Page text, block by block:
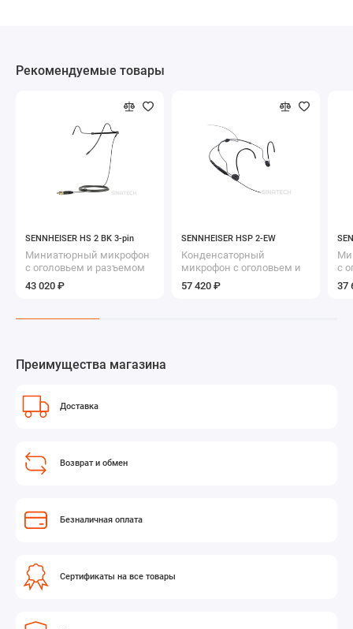
Рекомендуемые товары
SENNHEISER HS 2 BK 3-pin
Миниатюрный микрофон
с оголовьем и разъемом
LEMO 3-pin
43 020 ₽
SENNHEISER HSP 2-EW
Конденсаторный
микрофон с оголовьем и
разъемом miniJACK EW
57 420 ₽
с
37
Преимущества магазина
Доставка
Возврат и обмен
Безналичная оплата
Сертификаты на все товары